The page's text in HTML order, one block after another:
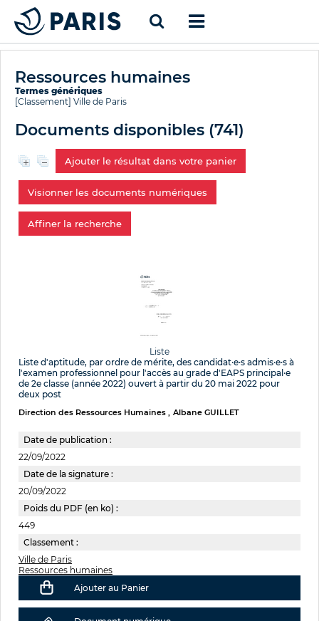
Ressources humaines
Termes génériques
[Classement] Ville de Paris
Documents disponibles (741)
Ajouter le résultat dans votre panier
Visionner les documents numériques
Affiner la recherche
Liste
Liste d'aptitude, par ordre de mérite, des candidat·e·s admis·e·s à
l'examen professionnel pour l'accès au grade d'EAPS principal·e
de 2e classe (année 2022) ouvert à partir du 20 mai 2022 pour
deux post
Direction des Ressources Humaines Albane GUILLET
Date de publication :
22/09/2022
Date de la signature :
20/09/2022
Poids du PDF (en ko) :
449
Classement :
Ville de Paris
Ressources humaines
Ajouter au Panier